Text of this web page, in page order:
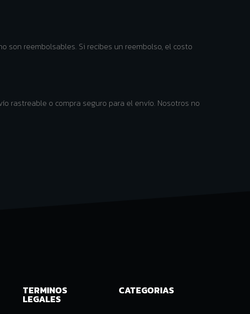
son reembolsables. Si recibes un reembolso, el costo
rastreable o compra seguro para el envío. Nosotros no
TERMINOS
LEGALES
CATEGORIAS